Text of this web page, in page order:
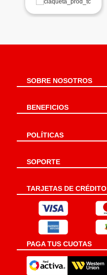
SOBRE NOSOTROS
BENEFICIOS
POLÍTICAS
SOPORTE
TARJETAS DE CRÉDITO
PAGA TUS CUOTAS